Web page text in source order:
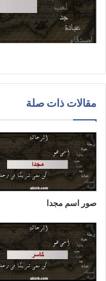
مقالات ذات صلة
صور اسم مجدا